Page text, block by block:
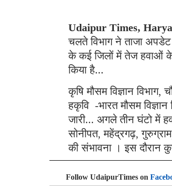
Udaipur Times,
चलते विभाग ने ताजा अपडेट
के कई जिलों में तेज हवाओं के
किया है...
कृषि मौसम विज्ञान विभाग,
हकृवि -भारत मौसम
जारी... अगले तीन घंटो में
सोनीपत, महेंद्रगढ़,
की संभावना । इस दौरान
Follow UdaipurTimes on